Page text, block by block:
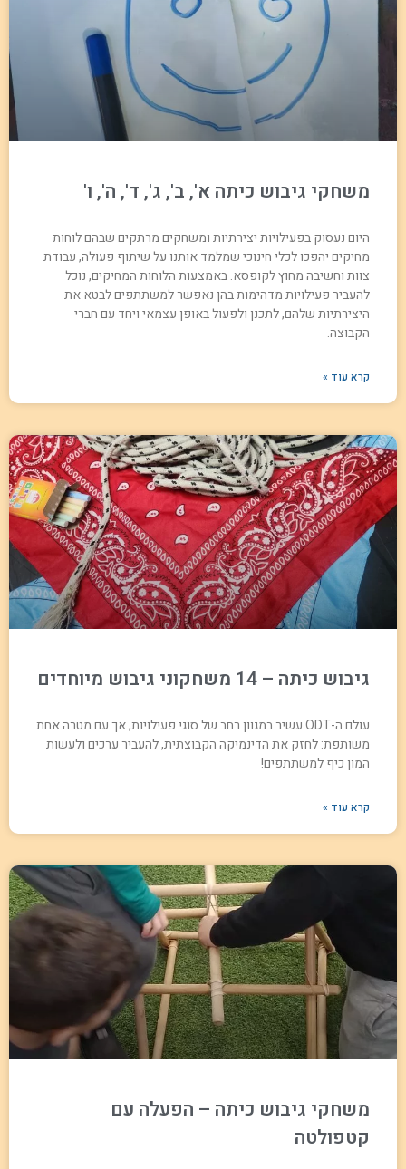
משחקי גיבוש כיתה א', ב', ג', ד', ה', ו'
היום נעסוק בפעילויות יצירתיות ומשחקים מרתקים שבהם לוחות
מחיקים יהפכו לכלי חינוכי שמלמד אותנו על שיתוף פעולה, עבודת
צוות וחשיבה מחוץ לקופסא. באמצעות הלוחות המחיקים, נוכל
להעביר פעילויות מדהימות בהן נאפשר למשתתפים לבטא את
היצירתיות שלהם, לתכנן ולפעול באופן עצמאי ויחד עם חברי
הקבוצה.
קרא עוד »
גיבוש כיתה – 14 משחקוני גיבוש מיוחדים
עולם ה-ODT עשיר במגוון רחב של סוגי פעילויות, אך עם מטרה אחת
משותפת: לחזק את הדינמיקה הקבוצתית, להעביר ערכים ולעשות
המון כיף למשתתפים!
קרא עוד »
משחקי גיבוש כיתה – הפעלה עם
קטפולטה